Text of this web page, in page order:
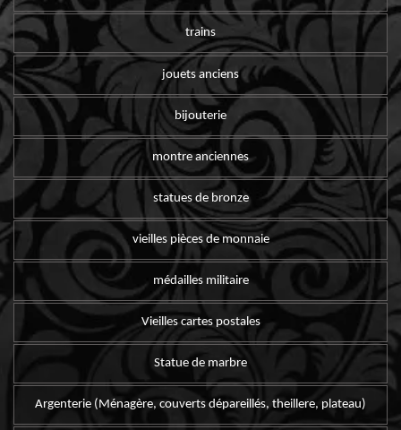
trains
jouets anciens
bijouterie
montre anciennes
statues de bronze
vieilles pièces de monnaie
médailles militaire
Vieilles cartes postales
Statue de marbre
Argenterie (Ménagère, couverts dépareillés, theillere, plateau)